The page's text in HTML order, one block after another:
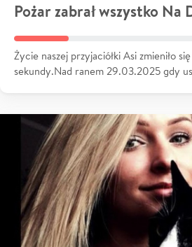
Pożar zabrał wszystko Na
Życie naszej przyjaciółki Asi zmieniło
sekundy.Nad ranem 29.03.2025 gdy